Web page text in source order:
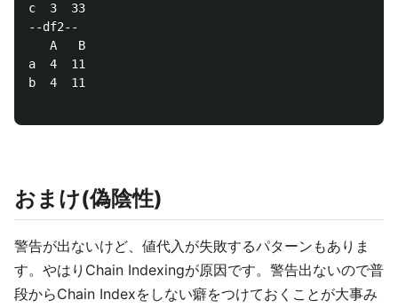
c  3  33
--df2--
   A   B
a  4  11
b  4  11
おまけ(偽陰性)
警告が出ないけど、値代入が失敗するパターンもありま
す。やはりChain Indexingが原因です。警告出ないので普
段からChain Indexをしない癖をつけておくことが大事み